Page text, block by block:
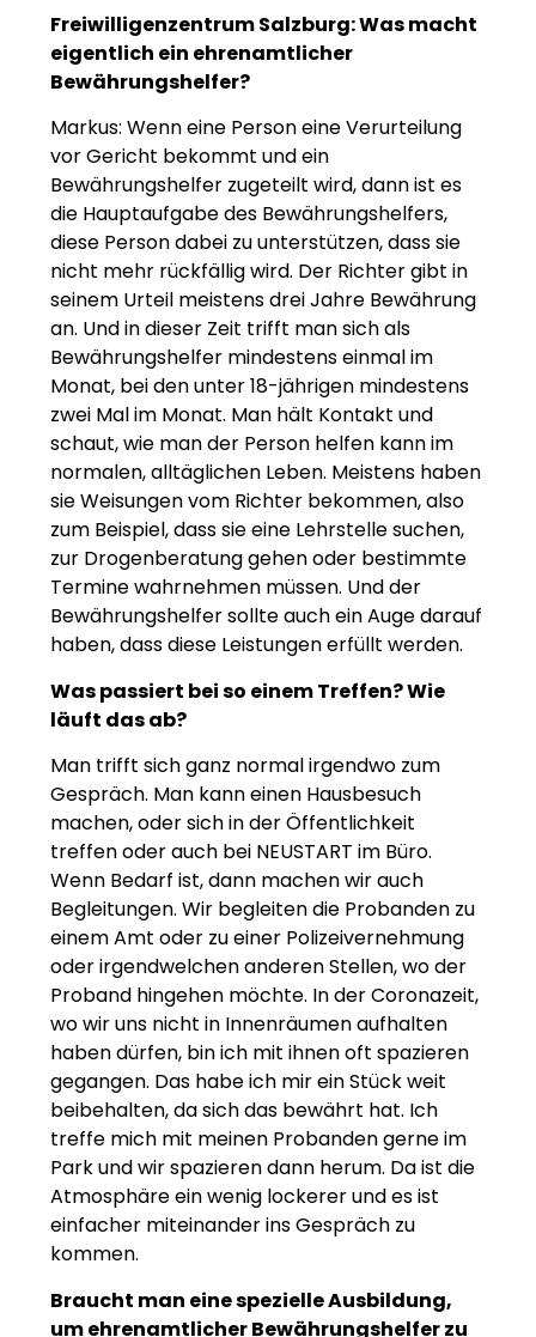
Freiwilligenzentrum Salzburg: Was macht
eigentlich ein ehrenamtlicher
Bewährungshelfer?
Markus: Wenn eine Person eine Verurteilung
vor Gericht bekommt und ein
Bewährungshelfer zugeteilt wird, dann ist es
die Hauptaufgabe des Bewährungshelfers,
diese Person dabei zu unterstützen, dass sie
nicht mehr rückfällig wird. Der Richter gibt in
seinem Urteil meistens drei Jahre Bewährung
an. Und in dieser Zeit trifft man sich als
Bewährungshelfer mindestens einmal im
Monat, bei den unter 18-jährigen mindestens
zwei Mal im Monat. Man hält Kontakt und
schaut, wie man der Person helfen kann im
normalen, alltäglichen Leben. Meistens haben
sie Weisungen vom Richter bekommen, also
zum Beispiel, dass sie eine Lehrstelle suchen,
zur Drogenberatung gehen oder bestimmte
Termine wahrnehmen müssen. Und der
Bewährungshelfer sollte auch ein Auge darauf
haben, dass diese Leistungen erfüllt werden.
Was passiert bei so einem Treffen? Wie
läuft das ab?
Man trifft sich ganz normal irgendwo zum
Gespräch. Man kann einen Hausbesuch
machen, oder sich in der Öffentlichkeit
treffen oder auch bei NEUSTART im Büro.
Wenn Bedarf ist, dann machen wir auch
Begleitungen. Wir begleiten die Probanden zu
einem Amt oder zu einer Polizeivernehmung
oder irgendwelchen anderen Stellen, wo der
Proband hingehen möchte. In der Coronazeit,
wo wir uns nicht in Innenräumen aufhalten
haben dürfen, bin ich mit ihnen oft spazieren
gegangen. Das habe ich mir ein Stück weit
beibehalten, da sich das bewährt hat. Ich
treffe mich mit meinen Probanden gerne im
Park und wir spazieren dann herum. Da ist die
Atmosphäre ein wenig lockerer und es ist
einfacher miteinander ins Gespräch zu
kommen.
Braucht man eine spezielle Ausbildung,
um ehrenamtlicher Bewährungshelfer zu